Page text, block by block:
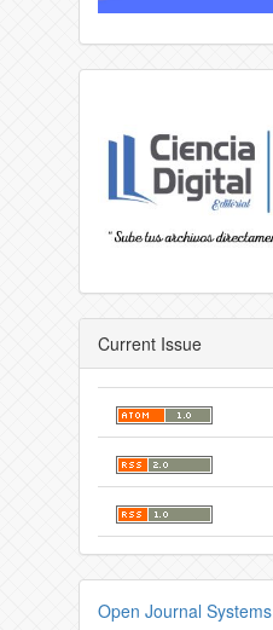
Current Issue
Open Journal Systems